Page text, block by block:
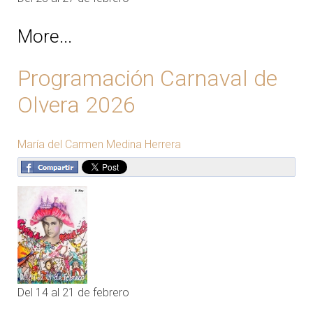
More...
Programación Carnaval de
Olvera 2026
María del Carmen Medina Herrera
Del 14 al 21 de febrero